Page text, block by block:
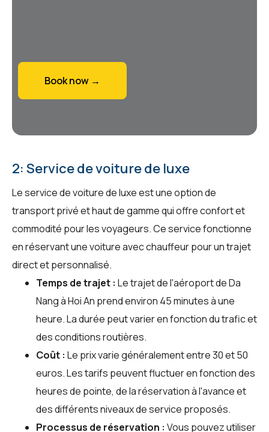
Book now →
2: Service de voiture de luxe
Le service de voiture de luxe est une option de
transport privé et haut de gamme qui offre confort et
commodité pour les voyageurs. Ce service fonctionne
en réservant une voiture avec chauffeur pour un trajet
direct et personnalisé.
Temps de trajet : Le trajet de l'aéroport de Da
Nang à Hoi An prend environ 45 minutes à une
heure. La durée peut varier en fonction du trafic et
des conditions routières.
Coût : Le prix varie généralement entre 30 et 50
euros. Les tarifs peuvent fluctuer en fonction des
heures de pointe, de la réservation à l'avance et
des différents niveaux de service proposés.
Processus de réservation : Vous pouvez utiliser